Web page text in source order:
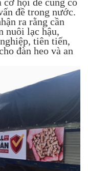
đề trong nước.
ra rằng cần
nuôi lạc hậu,
tiên tiến,
đàn heo và an